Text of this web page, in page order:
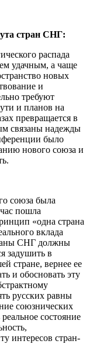
стран СНГ:
распада
удачным, а чаще
новых
и
требуют
и планов на
превращается в
связаны надежды
было
нового союза и
союза была
пошла
«одна страна
вклада
СНГ должны
задушить в
стране, вернее ее
и обосновать эту
русских равны
союзнических
состояние
интересов стран-